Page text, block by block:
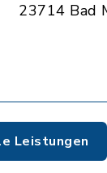
23714 Bad
Leistungen